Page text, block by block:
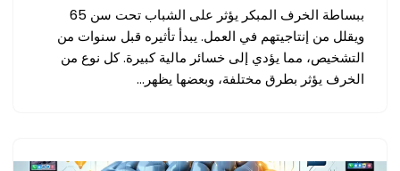
ببساطة الخرف المبكر يؤثر على الشباب تحت سن 65
ويقلل من إنتاجيتهم في العمل. يبدأ تأثيره قبل سنوات من
التشخيص، مما يؤدي إلى خسائر مالية كبيرة. كل نوع من
الخرف يؤثر بطرق مختلفة، وبعضها يظهر…